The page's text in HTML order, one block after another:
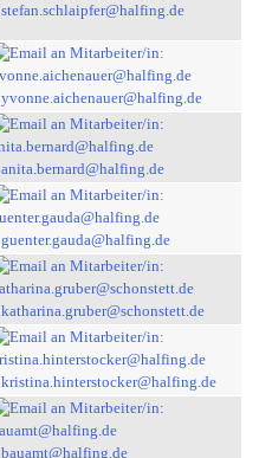
stefan.schlaipfer@halfing.de
yvonne.aichenauer@halfing.de
anita.bernard@halfing.de
guenter.gauda@halfing.de
katharina.gruber@schonstett.de
kristina.hinterstocker@halfing.de
bauamt@halfing.de